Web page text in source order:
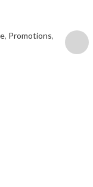
, Promotions,